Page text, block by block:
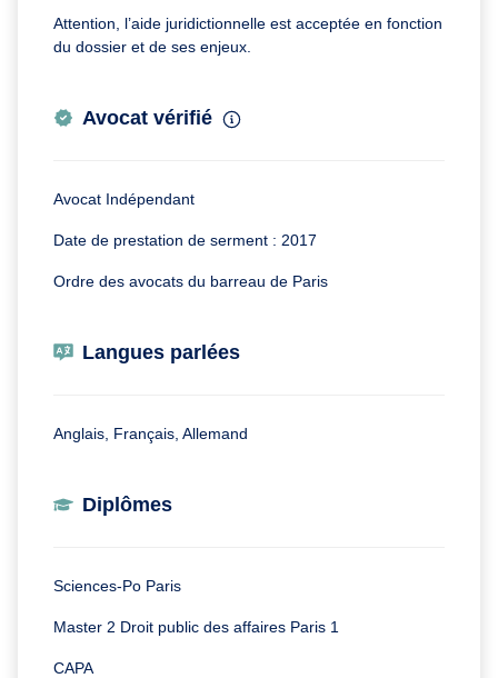
Attention, l’aide juridictionnelle est acceptée en fonction
du dossier et de ses enjeux.
Avocat vérifié
Avocat Indépendant
Date de prestation de serment : 2017
Ordre des avocats du barreau de Paris
Langues parlées
Anglais, Français, Allemand
Diplômes
Sciences-Po Paris
Master 2 Droit public des affaires Paris 1
CAPA